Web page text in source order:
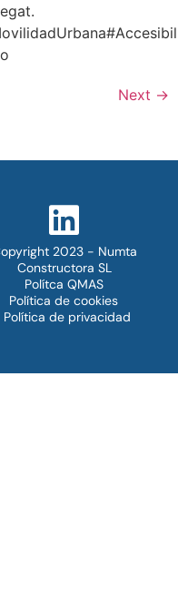
Next →
2023 - Numta
Constructora SL
Polítca QMAS
Política de cookies
Política de privacidad